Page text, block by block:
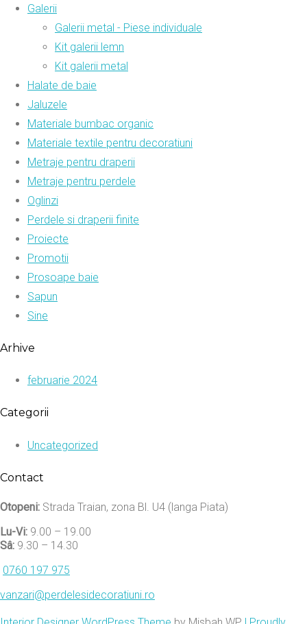
Galerii
Galerii metal - Piese individuale
Kit galerii lemn
Kit galerii metal
Halate de baie
Jaluzele
Materiale bumbac organic
Materiale textile pentru decoratiuni
Metraje pentru draperii
Metraje pentru perdele
Oglinzi
Perdele si draperii finite
Proiecte
Promotii
Prosoape baie
Sapun
Sine
Arhive
februarie 2024
Categorii
Uncategorized
Contact
Otopeni: Strada Traian, zona Bl. U4 (langa Piata)
Lu-Vi: 9.00 – 19.00
Sâ: 9.30 – 14.30
0760 197 975
vanzari@perdelesidecoratiuni.ro